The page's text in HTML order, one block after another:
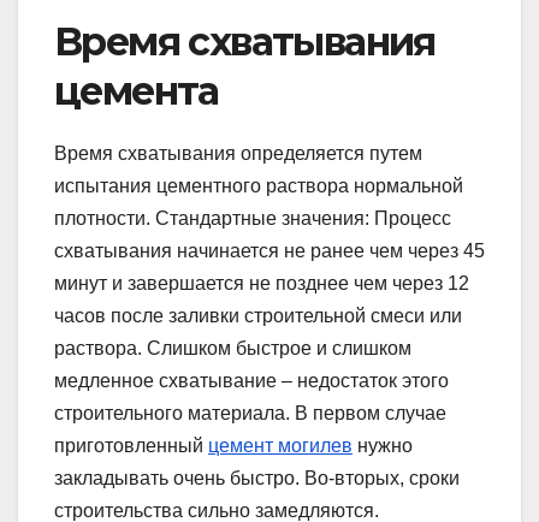
Время схватывания
цемента
Время схватывания определяется путем
испытания цементного раствора нормальной
плотности. Стандартные значения: Процесс
схватывания начинается не ранее чем через 45
минут и завершается не позднее чем через 12
часов после заливки строительной смеси или
раствора. Слишком быстрое и слишком
медленное схватывание – недостаток этого
строительного материала. В первом случае
приготовленный цемент могилев нужно
закладывать очень быстро. Во-вторых, сроки
строительства сильно замедляются.